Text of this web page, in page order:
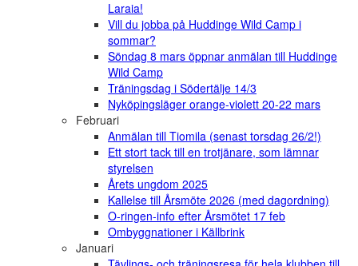
Laraia!
Vill du jobba på Huddinge Wild Camp i
sommar?
Söndag 8 mars öppnar anmälan till Huddinge
Wild Camp
Träningsdag i Södertälje 14/3
Nyköpingsläger orange-violett 20-22 mars
Februari
Anmälan till Tiomila (senast torsdag 26/2!)
Ett stort tack till en trotjänare, som lämnar
styrelsen
Årets ungdom 2025
Kallelse till Årsmöte 2026 (med dagordning)
O-ringen-info efter Årsmötet 17 feb
Ombyggnationer i Källbrink
Januari